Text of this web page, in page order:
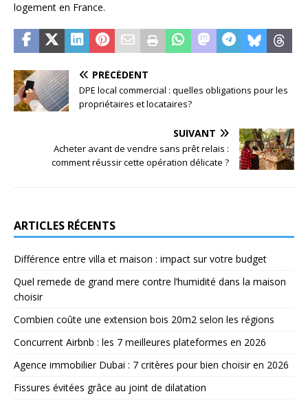
logement en France.
PRÉCÉDENT
DPE local commercial : quelles obligations pour les
propriétaires et locataires?
SUIVANT
Acheter avant de vendre sans prêt relais :
comment réussir cette opération délicate ?
ARTICLES RÉCENTS
Différence entre villa et maison : impact sur votre budget
Quel remede de grand mere contre l’humidité dans la maison
choisir
Combien coûte une extension bois 20m2 selon les régions
Concurrent Airbnb : les 7 meilleures plateformes en 2026
Agence immobilier Dubai : 7 critères pour bien choisir en 2026
Fissures évitées grâce au joint de dilatation